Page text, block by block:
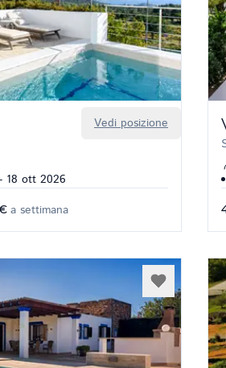
Vedi posizione
18 ott 2026
a settimana